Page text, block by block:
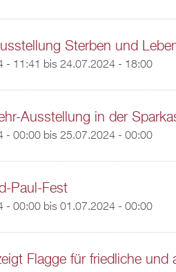
Sterben und
- 11:41 bis 24.07.2024 - 18:00
Ausstellung in der
- 00:00bis 25.07.2024 - 00:00
Paul-Fest
- 00:00bis 01.07.2024 - 00:00
Flagge für friedliche und